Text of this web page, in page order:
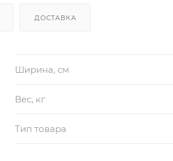
ДОСТАВКА
Ширина, см
Вес, кг
Тип товара